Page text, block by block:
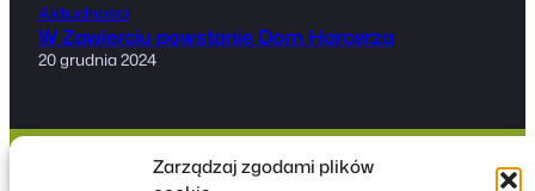
Zarządzaj zgodami plików
Aktualności
W Zawierciu powstanie Dom Harcerza
20 grudnia 2024